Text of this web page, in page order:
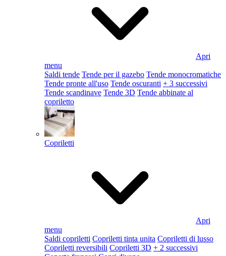
Apri
menu
Saldi tende Tende per il gazebo Tende monocromatiche
Tende pronte all'uso Tende oscuranti + 3 successivi
Tende scandinave Tende 3D Tende abbinate al
copriletto
Copriletti
Apri
menu
Saldi copriletti Copriletti tinta unita Copriletti di lusso
Copriletti reversibili Copriletti 3D + 2 successivi